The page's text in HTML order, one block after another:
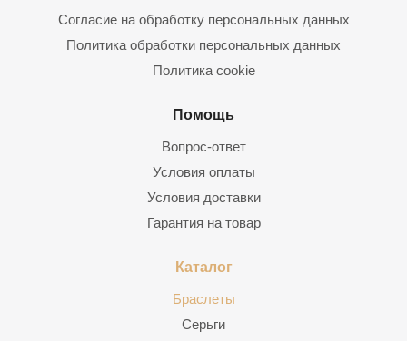
Согласие на обработку персональных данных
Политика обработки персональных данных
Политика cookie
Помощь
Вопрос-ответ
Условия оплаты
Условия доставки
Гарантия на товар
Каталог
Браслеты
Серьги